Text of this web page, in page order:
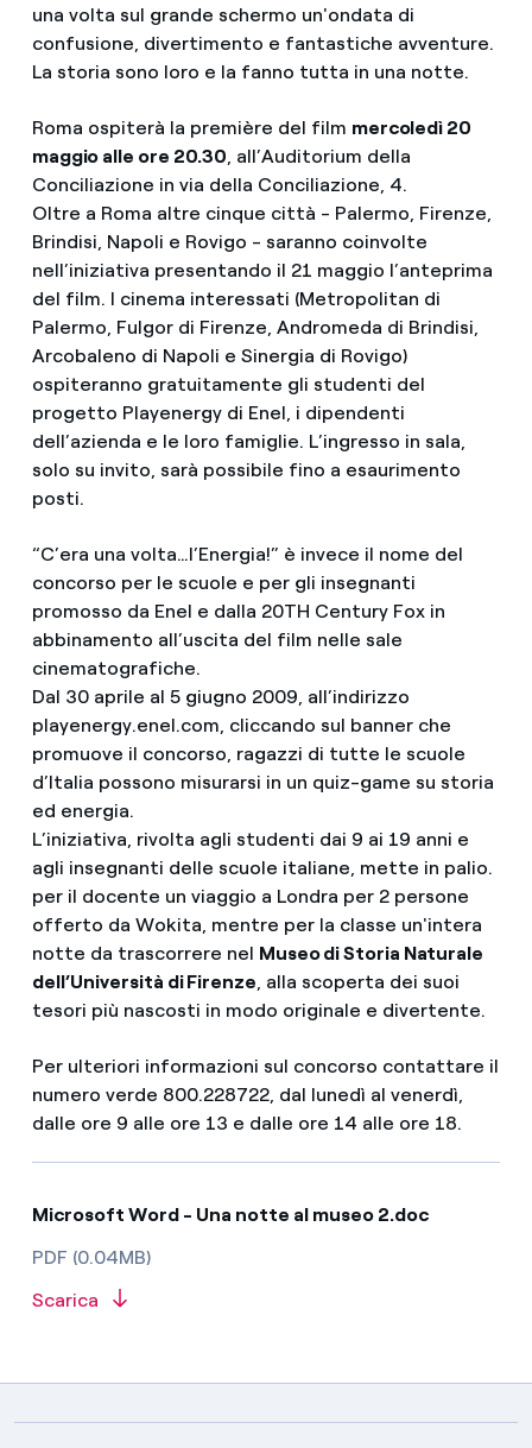
una volta sul grande schermo un'ondata di
confusione, divertimento e fantastiche avventure.
La storia sono loro e la fanno tutta in una notte.
Roma ospiterà la première del film mercoledì 20
maggio alle ore 20.30, all’Auditorium della
Conciliazione in via della Conciliazione, 4.
Oltre a Roma altre cinque città - Palermo, Firenze,
Brindisi, Napoli e Rovigo - saranno coinvolte
nell’iniziativa presentando il 21 maggio l’anteprima
del film. I cinema interessati (Metropolitan di
Palermo, Fulgor di Firenze, Andromeda di Brindisi,
Arcobaleno di Napoli e Sinergia di Rovigo)
ospiteranno gratuitamente gli studenti del
progetto Playenergy di Enel, i dipendenti
dell’azienda e le loro famiglie. L’ingresso in sala,
solo su invito, sarà possibile fino a esaurimento
posti.
“C’era una volta…l’Energia!” è invece il nome del
concorso per le scuole e per gli insegnanti
promosso da Enel e dalla 20TH Century Fox in
abbinamento all’uscita del film nelle sale
cinematografiche.
Dal 30 aprile al 5 giugno 2009, all’indirizzo
playenergy.enel.com, cliccando sul banner che
promuove il concorso, ragazzi di tutte le scuole
d’Italia possono misurarsi in un quiz-game su storia
ed energia.
L’iniziativa, rivolta agli studenti dai 9 ai 19 anni e
agli insegnanti delle scuole italiane, mette in palio.
per il docente un viaggio a Londra per 2 persone
offerto da Wokita, mentre per la classe un'intera
notte da trascorrere nel Museo di Storia Naturale
dell’Università di Firenze, alla scoperta dei suoi
tesori più nascosti in modo originale e divertente.
Per ulteriori informazioni sul concorso contattare il
numero verde 800.228722, dal lunedì al venerdì,
dalle ore 9 alle ore 13 e dalle ore 14 alle ore 18.
Microsoft Word - Una notte al museo 2.doc
PDF (0.04MB)
Scarica